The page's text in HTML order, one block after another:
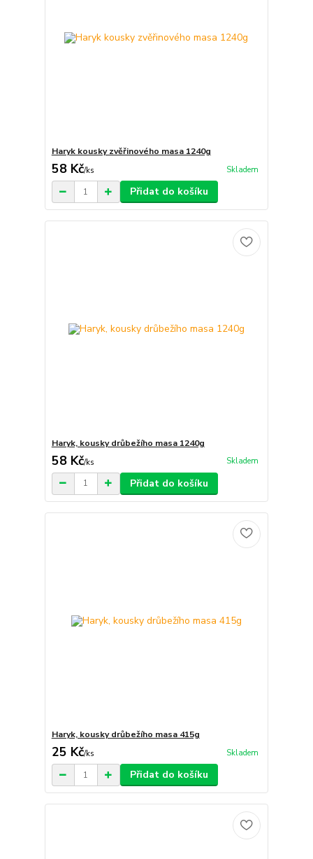
Haryk kousky zvěřinového masa 1240g
58 Kč/ks Skladem
Přidat do košíku
Haryk, kousky drůbežího masa 1240g
58 Kč/ks Skladem
Přidat do košíku
Haryk, kousky drůbežího masa 415g
25 Kč/ks Skladem
Přidat do košíku